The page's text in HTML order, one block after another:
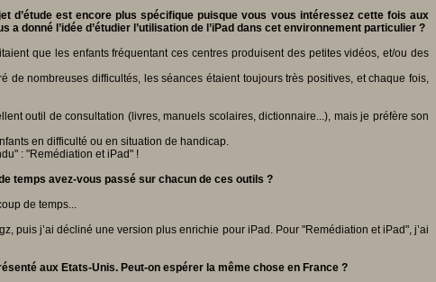
d’étude est encore plus spécifique puisque vous vous intéressez cette fois aux
donné l’idée d’étudier l’utilisation de l’iPad dans cet environnement particulier ?
que les enfants fréquentant ces centres produisent des petites vidéos, et/ou des
nombreuses difficultés, les séances étaient toujours très positives, et chaque fois,
outil de consultation (livres, manuels scolaires, dictionnaire...), mais je préfère son
en difficulté ou en situation de handicap.
: "Remédiation et iPad" !
temps avez-vous passé sur chacun de ces outils ?
de temps...
puis j’ai décliné une version plus enrichie pour iPad. Pour "Remédiation et iPad", j’ai
aux Etats-Unis. Peut-on espérer la même chose en France ?